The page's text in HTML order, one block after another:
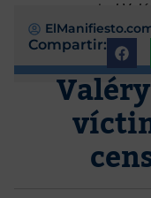
musical
Compartir: